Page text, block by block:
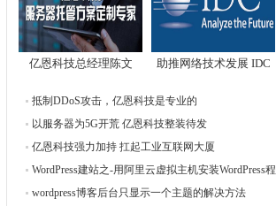
亿恩科技总经理陈文
先
助推网络技术发展 IDC
抵制DDoS攻击，亿恩科技是专业的
以服务器为5G开荒 亿恩科技整装待发
亿恩科技强力加持 扛起工业互联网大厦
WordPress建站之-用阿里云虚拟主机安装WordPress程
序！
wordpress博客后台只显示一个主题的解决方法